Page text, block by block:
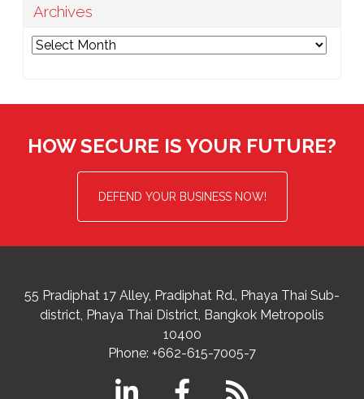
Archives
Archives
HOW SECURE IS YOUR FUTURE?
DEFEND YOUR BUSINESS NOW!
55 Pradiphat 17 Alley, Pradiphat Rd., Phaya Thai Sub-
district Phaya Thai District, Bangkok Metropolis
10400
Phone: +662-615-7005-7